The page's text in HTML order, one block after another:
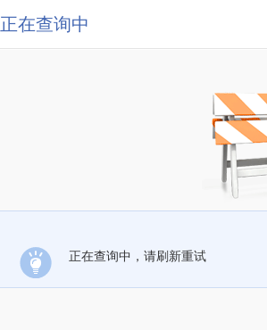
正在查询中
正在查询中，请刷新重试